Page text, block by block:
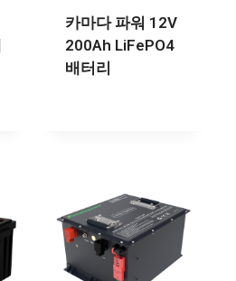
카마다 파워 12V
200Ah LiFePO4
배터리